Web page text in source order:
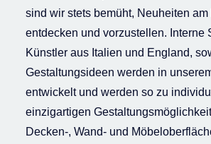
sind wir stets bemüht, Neuheiten am
entdecken und vorzustellen. Interne
Künstler aus Italien und England,
Gestaltungsideen werden in
entwickelt und werden so zu
einzigartigen
Decken-, Wand- und